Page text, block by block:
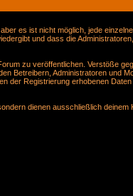
es ist nicht möglich, jede
und dass die Administratoren,
zu veröffentlichen. Verstöße
Betreibern, Administratoren und
der Registrierung erhobenen Daten
dienen ausschließlich deinem